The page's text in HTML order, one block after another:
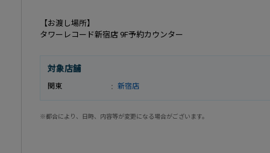
【お渡し場所】
タワーレコード新宿店 9F予約カウンター
対象店舗
関東 新宿店
※都合により、日時、内容等が変更になる場合がございます。